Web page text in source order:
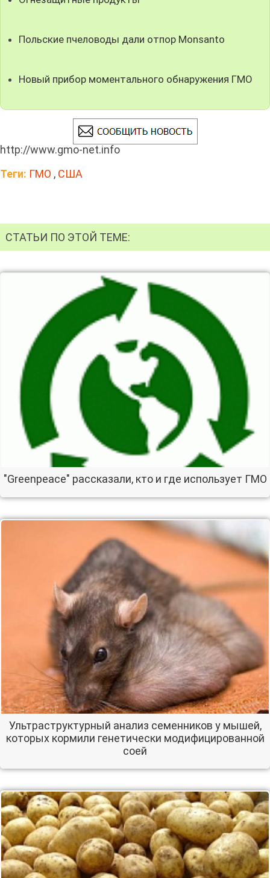
Польские пчеловоды дали отпор Monsanto
Новый прибор моментального обнаружения ГМО
http://www.gmo-net.info
Теги: ГМО , США
СТАТЬИ ПО ЭТОЙ ТЕМЕ:
"Greenpeace" рассказали, кто и где использует ГМО
Ультраструктурный анализ семенников у мышей,
которых кормили генетически модифицированной
соей